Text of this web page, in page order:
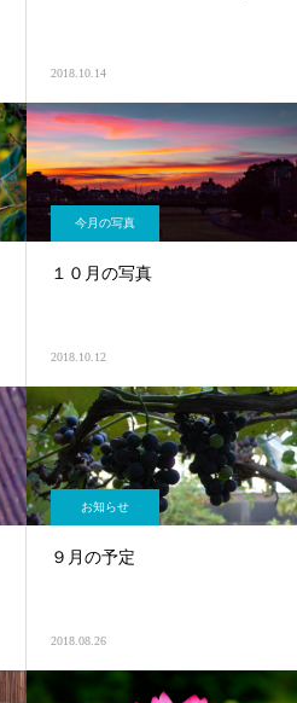
2018.10.14
今月の写真
１０月の写真
2018.10.12
お知らせ
９月の予定
2018.08.26